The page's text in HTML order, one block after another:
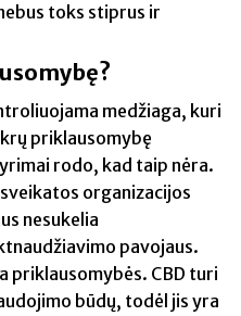
toks stiprus ir
medžiaga, kuri
priklausomybę
rodo, kad taip nėra.
organizacijos
nesukelia
pavojaus.
priklausomybės. CBD turi
būdų, todėl jis yra